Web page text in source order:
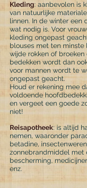
Kleding: aanbevolen is
van natuurlijke
linnen. In de winter een
wat nodig is. Voor
kleding ongepast
blouses met ten minste
wijde rokken of broeken
bedekken wordt dan
voor mannen wordt te
ongepast geacht.
Houd er rekening mee
voldoende
en vergeet een goede
niet!
Reisapotheek: is altijd
nemen, waaronder
betadine,
zonnebrandmiddel met
bescherming,
enz.